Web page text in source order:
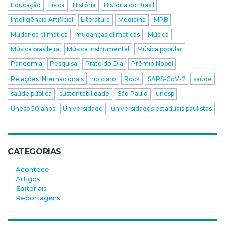
Educação
Física História
História do Brasil
Inteligência Artificial
Literatura Medicina
MPB
Mudança climática
mudanças climáticas
Música
Música brasileira
Música instrumental
Música popular
Pandemia
Pesquisa Prato do Dia
Prêmio Nobel
Relações INternacionais
rio claro Rock SARS-CoV-2
saúde
saúde pública
sustentabilidade São Paulo
unesp
Unesp 50 anos
Universidade universidades estaduais paulistas
CATEGORIAS
Acontece
Artigos
Editoriais
Reportagens